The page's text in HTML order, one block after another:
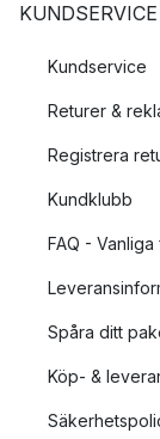
KUNDSERVICE
Kundservice
Returer &
Registrera
Kundklubb
FAQ -
Spåra ditt
Köp- &